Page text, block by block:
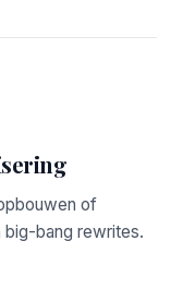
of
big-bang rewrites.